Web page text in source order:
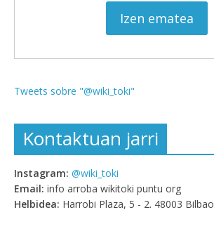
Tweets sobre "@wiki_toki"
Kontaktuan jarri
Instagram: @wiki_toki
Email: info arroba wikitoki puntu org
Helbidea: Harrobi Plaza, 5 - 2. 48003 Bilbao